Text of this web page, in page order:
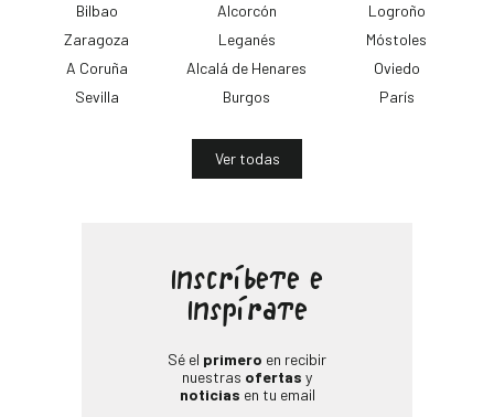
Bilbao
Zaragoza
A Coruña
Sevilla
Alcorcón
Leganés
Alcalá de Henares
Burgos
Logroño
Móstoles
Oviedo
París
Ver todas
Inscríbete e
Inspírate
Sé el primero en recibir
nuestras ofertas y
noticias en tu email